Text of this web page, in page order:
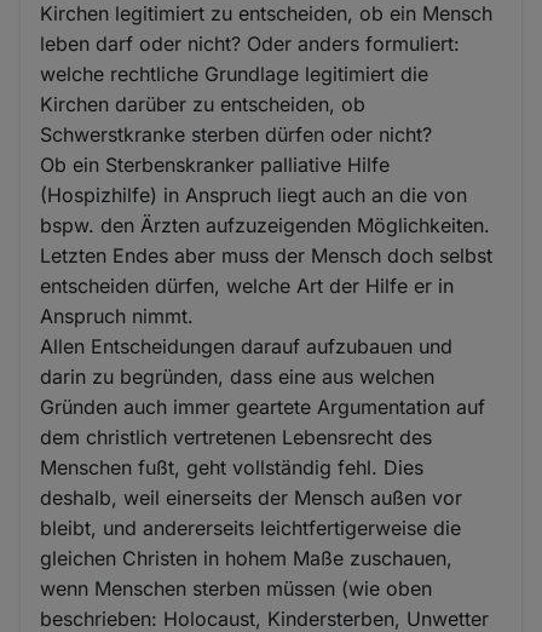
Kirchen legitimiert zu entscheiden, ob ein Mensch
leben darf oder nicht? Oder anders formuliert:
welche rechtliche Grundlage legitimiert die
Kirchen darüber zu entscheiden, ob
Schwerstkranke sterben dürfen oder nicht?
Ob ein Sterbenskranker palliative Hilfe
(Hospizhilfe) in Anspruch liegt auch an die von
bspw. den Ärzten aufzuzeigenden Möglichkeiten.
Letzten Endes aber muss der Mensch doch selbst
entscheiden dürfen, welche Art der Hilfe er in
Anspruch nimmt.
Allen Entscheidungen darauf aufzubauen und
darin zu begründen, dass eine aus welchen
Gründen auch immer geartete Argumentation auf
dem christlich vertretenen Lebensrecht des
Menschen fußt, geht vollständig fehl. Dies
deshalb, weil einerseits der Mensch außen vor
bleibt, und andererseits leichtfertigerweise die
gleichen Christen in hohem Maße zuschauen,
wenn Menschen sterben müssen (wie oben
beschrieben: Holocaust, Kindersterben, Unwetter